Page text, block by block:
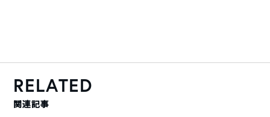
RELATED
関連記事